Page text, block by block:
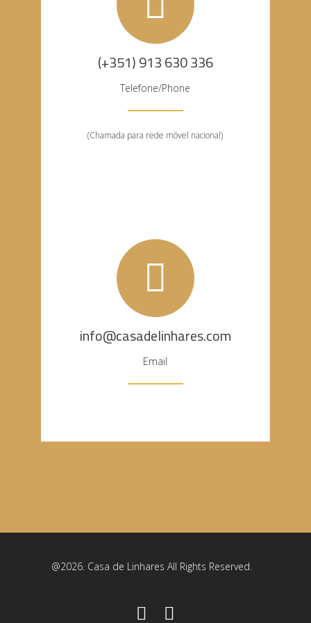
(+351) 913 630 336
Telefone/Phone
(Chamada para rede móvel nacional)
info@casadelinhares.com
Email
@2026. Casa de Linhares All Rights Reserved.